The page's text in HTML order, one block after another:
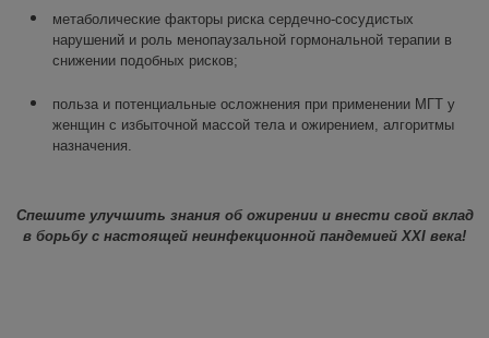
метаболические факторы риска сердечно-сосудистых
нарушений и роль менопаузальной гормональной терапии в
снижении подобных рисков;
польза и потенциальные осложнения при применении МГТ у
женщин с избыточной массой тела и ожирением, алгоритмы
назначения.
Спешите улучшить знания об ожирениии внести свой вклад
в борьбу с настоящей неинфекционной пандемией XXI века!